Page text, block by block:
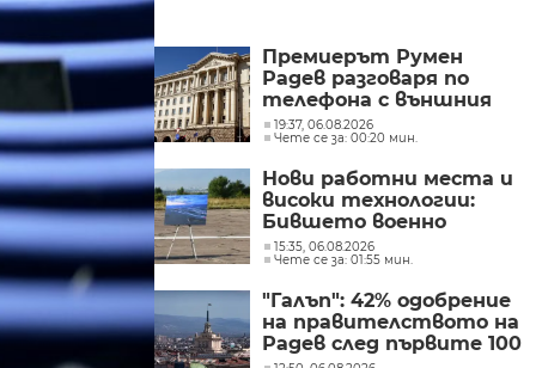
Премиерът Румен
Радев разговаря по
телефона с външния
министър на
Великобритания Ед
Милибанд
19:37, 06.08.2026
Чете се за: 00:20 мин.
Нови работни места и
високи технологии:
Бившето военно
летище в Доброславци
се превръща в голям
космически център
15:35, 06.08.2026
Чете се за: 01:55 мин.
"Галъп": 42% одобрение
на правителството на
Радев след първите 100